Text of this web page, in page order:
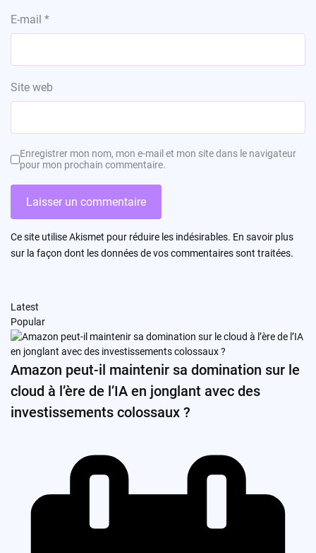
E-mail *
Site web
Enregistrer mon nom, mon e-mail et mon site dans le navigateur
pour mon prochain commentaire.
Ce site utilise Akismet pour réduire les indésirables. En savoir plus
sur la façon dont les données de vos commentaires sont traitées.
Latest
Popular
Amazon peut-il maintenir sa domination sur le
cloud à l’ère de l’IA en jonglant avec des
investissements colossaux ?